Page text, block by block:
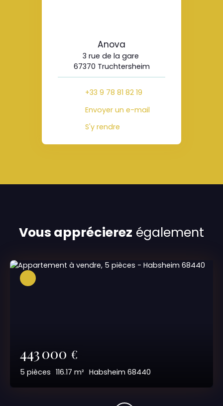
Anova
3 rue de la gare
67370 Truchtersheim
+33 9 78 81 82 19
Envoyer un e-mail
S'y rendre
Vous apprécierez également
443 000 €
5 pièces 116.17 m² Habsheim 68440